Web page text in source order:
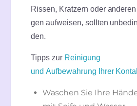
Rissen, Kratzern oder
gen aufweisen, sollten
den.
Tipps zur Reinigung
und Aufbewahrung Ihrer
Waschen Sie Ihre